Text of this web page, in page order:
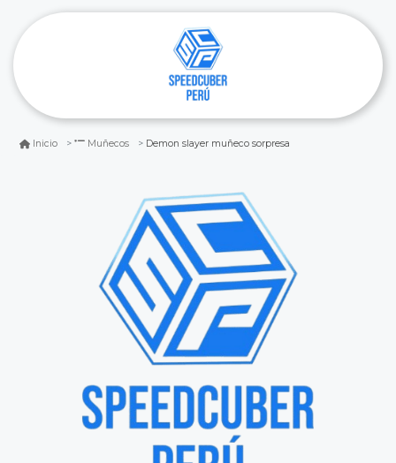
Inicio Muñecos Demon slayer muñeco sorpresa